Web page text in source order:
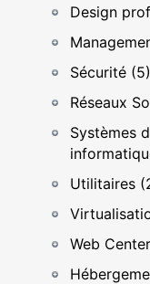
Design
Sécurité (5)
Réseaux
Systèmes
Utilitaires
Web